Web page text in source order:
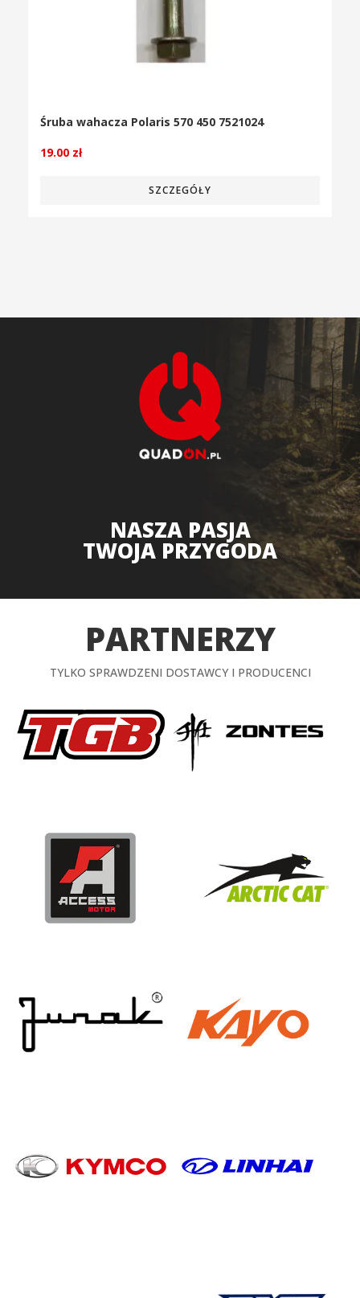
Śruba wahacza Polaris 570 450 7521024
19.00 zł
SZCZEGÓŁY
NASZA PASJA
TWOJA PRZYGODA
PARTNERZY
TYLKO SPRAWDZENI DOSTAWCY I PRODUCENCI